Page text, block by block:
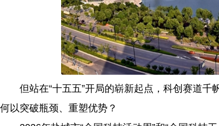
但站在“十五五”开局的崭新起点，科创赛道
何以突破瓶颈、重塑优势？